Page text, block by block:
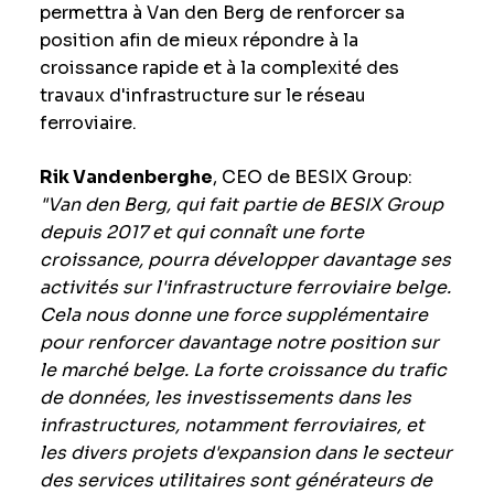
permettra à Van den Berg de renforcer sa
position afin de mieux répondre à la
croissance rapide et à la complexité des
travaux d'infrastructure sur le réseau
ferroviaire.
Rik Vandenberghe, CEO de BESIX Group:
"Van den Berg, qui fait partie de BESIX Group
depuis 2017 et qui connaît une forte
croissance, pourra développer davantage ses
activités sur l'infrastructure ferroviaire belge.
Cela nous donne une force supplémentaire
pour renforcer davantage notre position sur
le marché belge. La forte croissance du trafic
de données, les investissements dans les
infrastructures, notamment ferroviaires, et
les divers projets d'expansion dans le secteur
des services utilitaires sont générateurs de